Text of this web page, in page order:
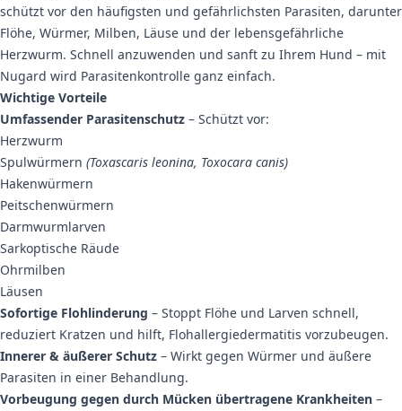
schützt vor den häufigsten und gefährlichsten Parasiten, darunter
Flöhe, Würmer, Milben, Läuse und der lebensgefährliche
Herzwurm. Schnell anzuwenden und sanft zu Ihrem Hund – mit
Nugard wird Parasitenkontrolle ganz einfach.
Wichtige Vorteile
Umfassender Parasitenschutz – Schützt vor:
Herzwurm
Spulwürmern (Toxascaris leonina, Toxocara canis)
Hakenwürmern
Peitschenwürmern
Darmwurmlarven
Sarkoptische Räude
Ohrmilben
Läusen
Sofortige Flohlinderung – Stoppt Flöhe und Larven schnell,
reduziert Kratzen und hilft, Flohallergiedermatitis vorzubeugen.
Innerer & äußerer Schutz – Wirkt gegen Würmer und äußere
Parasiten in einer Behandlung.
Vorbeugung gegen durch Mücken übertragene Krankheiten –